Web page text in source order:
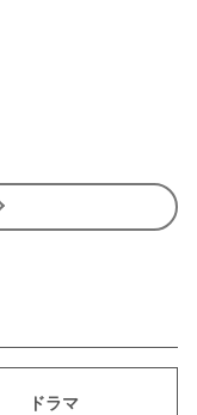
ドラマ